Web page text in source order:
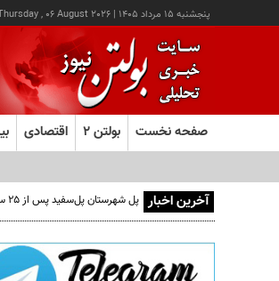
پنجشنبه ۱۵ مرداد ۱۴۰۵ |
, 06 August 2026
صفحه نخست بولتن ۲ اقتصادی
آخرین اخبار پل شهرستان پل‌سفید پس از ۲۵ سال به مرحله بهره‌برداری رسید